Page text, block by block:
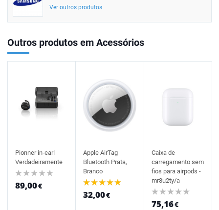
Ver outros produtos
Outros produtos em Acessórios
Pionner in-earl
Verdadeiramente
89,00€
Apple AirTag
Bluetooth Prata,
Branco
32,00€
Caixa de
carregamento sem
fios para airpods -
mr8u2ty/a
75,16€